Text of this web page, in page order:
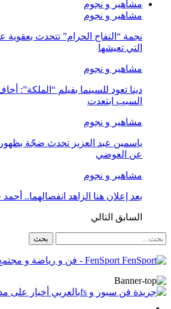
مشاهير و نجوم
مشاهير و نجوم
نجمة “التفاح الحرام” تتحدث
التي تعيشها
مشاهير و نجوم
دينا تعود للسينما بفيلم “الملكة”:
السبب ابتعدت
مشاهير و نجوم
ياسمين عبد العزيز تحدث ضجّة
عن العوضي
مشاهير و نجوم
بعد إعلان هنا الزاهد انفصالهما..
السابق التالي
FenSport - فن و رياضة و مجتمع و سياسة